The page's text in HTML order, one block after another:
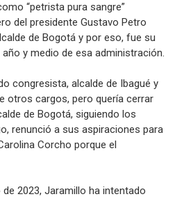
“petrista pura sangre”
del presidente Gustavo Petro
de Bogotá y por eso, fue su
y medio de esa administración.
congresista, alcalde de Ibagué y
otros cargos, pero quería cerrar
de Bogotá, siguiendo los
renunció a sus aspiraciones para
Corcho porque el
2023, Jaramillo ha intentado